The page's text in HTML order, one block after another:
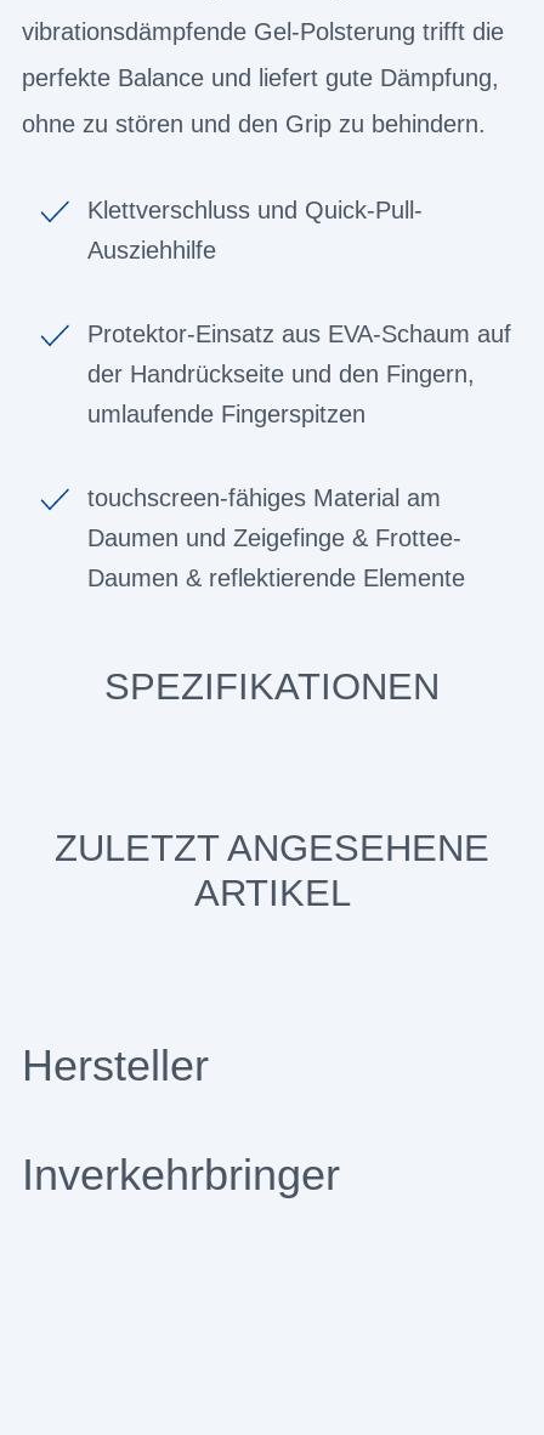
vibrationsdämpfende Gel-Polsterung trifft die
perfekte Balance und liefert gute Dämpfung,
ohne zu stören und den Grip zu behindern.
Klettverschluss und Quick-Pull-
Ausziehhilfe
Protektor-Einsatz aus EVA-Schaum auf
der Handrückseite und den Fingern,
umlaufende Fingerspitzen
touchscreen-fähiges Material am
Daumen und Zeigefinge & Frottee-
Daumen & reflektierende Elemente
SPEZIFIKATIONEN
ZULETZT ANGESEHENE
ARTIKEL
Hersteller
Inverkehrbringer